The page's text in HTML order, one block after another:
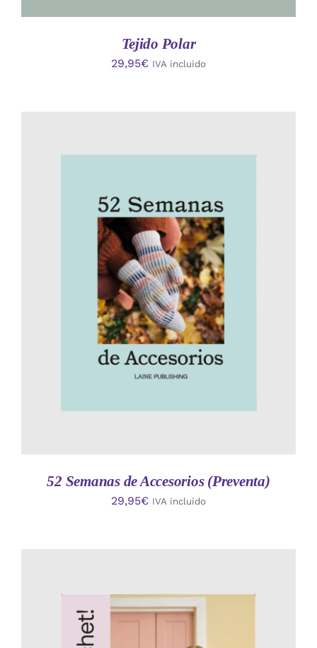
Tejido Polar
29,95€ IVA incluido
AÑADIR AL CARRITO
/
52 Semanas de Accesorios (Preventa)
29,95€ IVA incluido